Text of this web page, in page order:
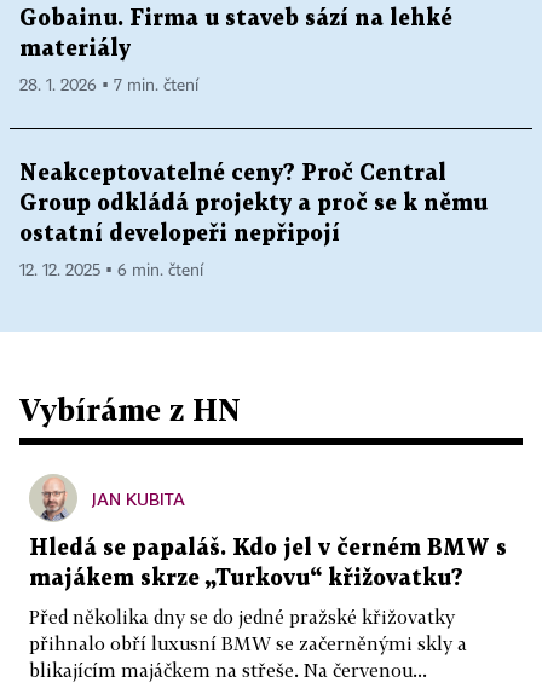
Gobainu. Firma u staveb sází na lehké
materiály
28. 1. 2026 ▪ 7 min. čtení
Neakceptovatelné ceny? Proč Central
Group odkládá projekty a proč se k němu
ostatní developeři nepřipojí
12. 12. 2025 ▪ 6 min. čtení
Vybíráme z HN
JAN KUBITA
Hledá se papaláš. Kdo jel v černém BMW s
majákem skrze „Turkovu“ křižovatku?
Před několika dny se do jedné pražské křižovatky
přihnalo obří luxusní BMW se začerněnými skly a
blikajícím majáčkem na střeše. Na červenou...